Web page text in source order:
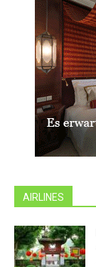
AIRLINES